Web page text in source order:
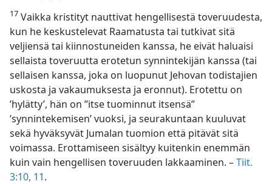
17 Vaikka kristityt nauttivat hengellisestä toveruudesta,
kun he keskustelevat Raamatusta tai tutkivat sitä
veljiensä tai kiinnostuneiden kanssa, he eivät haluaisi
sellaista toveruutta erotetun synnintekijän kanssa (tai
sellaisen kanssa, joka on luopunut Jehovan todistajien
uskosta ja vakaumuksesta ja eronnut). Erotettu on
’hylätty’, hän on ”itse tuominnut itsensä”
’synnintekemisen’ vuoksi, ja seurakuntaan kuuluvat
sekä hyväksyvät Jumalan tuomion että pitävät sitä
voimassa. Erottamiseen sisältyy kuitenkin enemmän
kuin vain hengellisen toveruuden lakkaaminen. –Tiit.
3:10, 11.